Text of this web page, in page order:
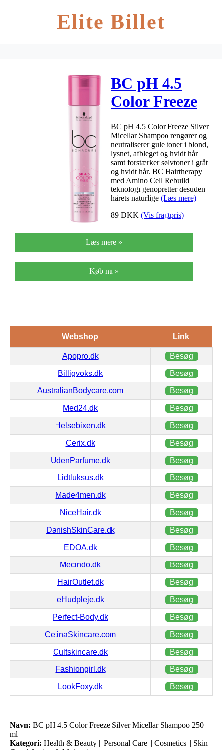
Elite Billet
BC pH 4.5
Color Freeze
Silver Micellar
Shampoo 250
ml
BC pH 4.5 Color Freeze Silver
Micellar Shampoo rengører og
neutraliserer gule toner i blond,
lysnet, afbleget og hvidt hår
samt forstærker sølvtoner i gråt
og hvidt hår. BC Hairtherapy
med Amino Cell Rebuild
teknologi genopretter desuden
hårets naturlige (Læs mere)
89 DKK (Vis fragtpris)
Læs mere »
Køb nu »
Webshop Link
Apopro.dk Besøg
Billigvoks.dk Besøg
AustralianBodycare.com Besøg
Med24.dk Besøg
Helsebixen.dk Besøg
Cerix.dk Besøg
UdenParfume.dk Besøg
Lidtluksus.dk Besøg
Made4men.dk Besøg
NiceHair.dk Besøg
DanishSkinCare.dk Besøg
EDOA.dk Besøg
Mecindo.dk Besøg
HairOutlet.dk Besøg
eHudpleje.dk Besøg
Perfect-Body.dk Besøg
CetinaSkincare.com Besøg
Cultskincare.dk Besøg
Fashiongirl.dk Besøg
LookFoxy.dk Besøg
Navn: BC pH 4.5 Color Freeze Silver Micellar Shampoo 250
ml
Kategori: Health & Beauty || Personal Care || Cosmetics || Skin